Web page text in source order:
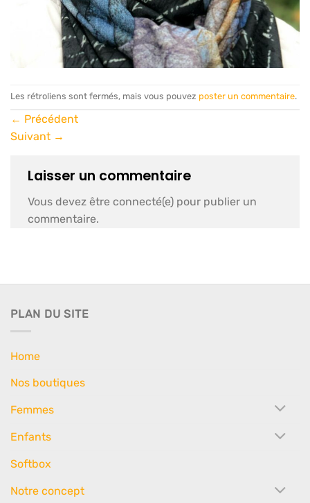
Les rétroliens sont fermés, mais vous pouvez poster un commentaire.
← Précédent
Suivant →
Laisser un commentaire
Vous devez être connecté(e) pour publier un
commentaire.
PLAN DU SITE
Home
Nos boutiques
Femmes
Enfants
Softbox
Notre concept